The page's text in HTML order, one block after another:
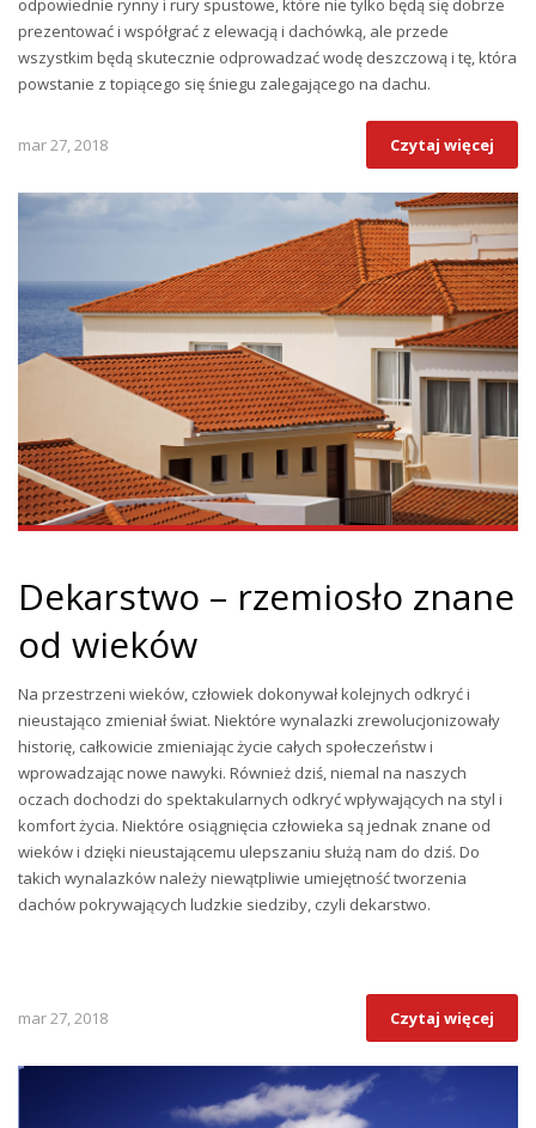
prezentować i współgrać z elewacją i dachówką, ale przede
wszystkim będą skutecznie odprowadzać wodę deszczową i tę, która
powstanie z topiącego się śniegu zalegającego na dachu.
mar 27, 2018 Czytaj więcej
Dekarstwo – rzemiosło znane
od wieków
Na przestrzeni wieków, człowiek dokonywał kolejnych odkryć i
nieustająco zmieniał świat. Niektóre wynalazki zrewolucjonizowały
historię, całkowicie zmieniając życie całych społeczeństw i
wprowadzając nowe nawyki. Również dziś, niemal na naszych
oczach dochodzi do spektakularnych odkryć wpływających na styl i
komfort życia. Niektóre osiągnięcia człowieka są jednak znane od
wieków i dzięki nieustającemu ulepszaniu służą nam do dziś. Do
takich wynalazków należy niewątpliwie umiejętność tworzenia
dachów pokrywających ludzkie siedziby, czyli dekarstwo.
mar 27, 2018 Czytaj więcej